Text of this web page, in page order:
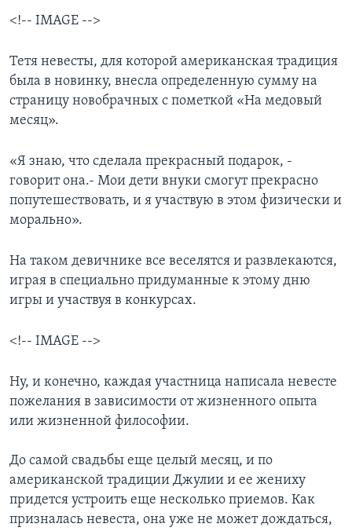
<!-- IMAGE -->
Тетя невесты, для которой американская традиция
была в новинку, внесла определенную сумму на
страницу новобрачных с пометкой «На медовый
месяц».
«Я знаю, что сделала прекрасный подарок, -
говорит она.- Мои дети внуки смогут прекрасно
попутешествовать, и я участвую в этом физически и
морально».
На таком девичнике все веселятся и развлекаются,
играя в специально придуманные к этому дню
игры и участвуя в конкурсах.
<!-- IMAGE -->
Ну, и конечно, каждая участница написала невесте
пожелания в зависимости от жизненного опыта
или жизненной философии.
До самой свадьбы еще целый месяц, и по
американской традиции Джулии и ее жениху
придется устроить еще несколько приемов. Как
призналась невеста, она уже не может дождаться,